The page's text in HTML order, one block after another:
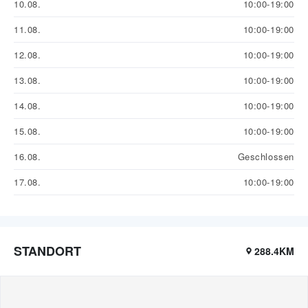
10.08.
10:00-19:00
11.08.
10:00-19:00
12.08.
10:00-19:00
13.08.
10:00-19:00
14.08.
10:00-19:00
15.08.
10:00-19:00
16.08.
Geschlossen
17.08.
10:00-19:00
STANDORT 288.4KM